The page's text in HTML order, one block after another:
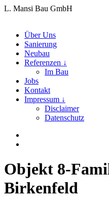
L. Mansi Bau GmbH
Über Uns
Sanierung
Neubau
Referenzen ↓
Im Bau
Jobs
Kontakt
Impressum ↓
Disclaimer
Datenschutz
Objekt 8-
Birkenfeld